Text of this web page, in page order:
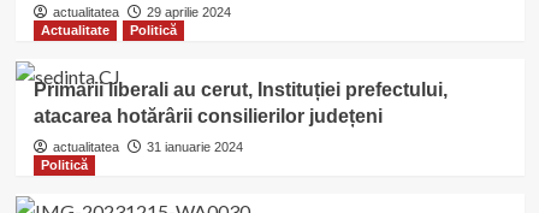
actualitatea
29 aprilie 2024
Actualitate
Politică
Primarii liberali au cerut, Instituției prefectului,
atacarea hotărârii consilierilor județeni
actualitatea
31 ianuarie 2024
Politică